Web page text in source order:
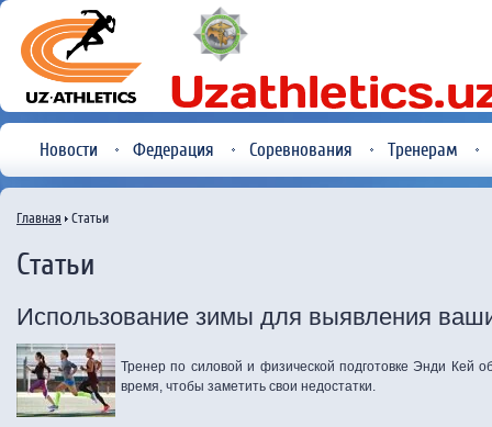
Новости Федерация Соревнования Тренерам
Главная Статьи
Статьи
Использование зимы для выявления
Тренер по силовой и физической подготовке Энди Кей
время, чтобы заметить свои недостатки.